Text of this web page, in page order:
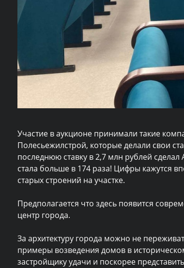
Участие в аукционе принимали такие
Полесьежилстрой, которые делали свои
последнюю ставку в 2,7 млн рублей сделал
стала больше в 174 раза! Цифры кажутся
старых строений на участке.
Предполагается что здесь появится
центр города.
За архитектуру города можно не
примеры возведения домов в
застройщику удачи и поскорее